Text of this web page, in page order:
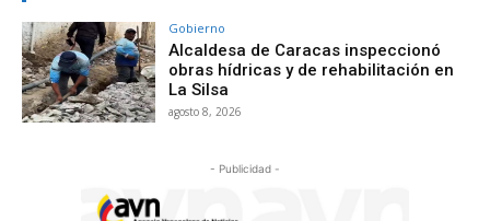
Gobierno
Alcaldesa de Caracas inspeccionó
obras hídricas y de rehabilitación en
La Silsa
agosto 8, 2026
- Publicidad -